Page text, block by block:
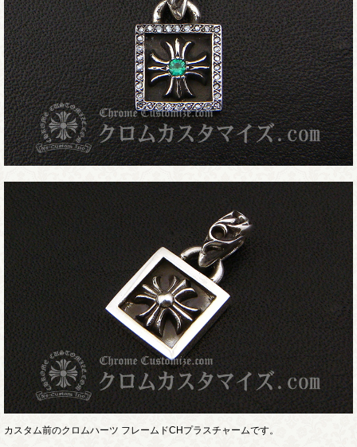
カスタム前のクロムハーツ フレームドCHプラスチャームです。